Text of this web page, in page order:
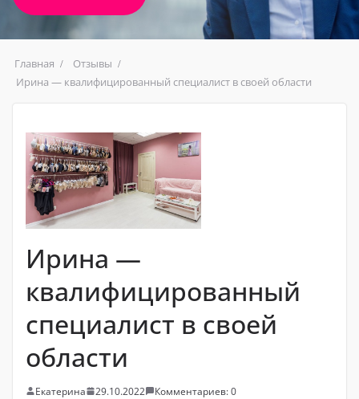
Главная
Отзывы
Ирина — квалифицированный специалист в своей области
Ирина —
квалифицированный
специалист в своей
области
Екатерина 29.10.2022 Комментариев: 0